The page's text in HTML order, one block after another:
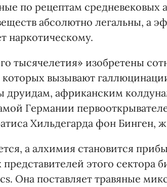
по рецептам средневековых
абсолютно легальны, а
наркотическому.
тысячелетия» изобретены
которых вызывают
друидам, африканским
Германии
Хильдегарда фон Бинген,
а алхимия становится
этого сектора
Она поставляет травяные